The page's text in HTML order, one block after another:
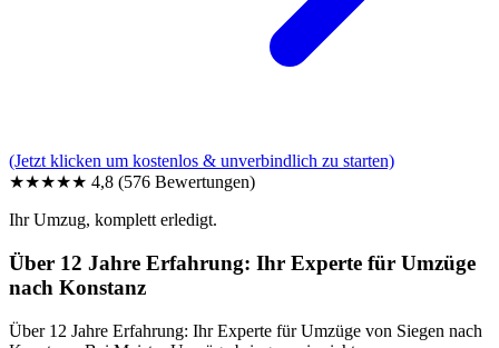
(Jetzt klicken um kostenlos & unverbindlich zu starten)
★★★★★ 4,8 (576 Bewertungen)
Ihr Umzug, komplett erledigt.
Über 12 Jahre Erfahrung: Ihr Experte für Umzüge
nach Konstanz
Über 12 Jahre Erfahrung: Ihr Experte für Umzüge von Siegen nach